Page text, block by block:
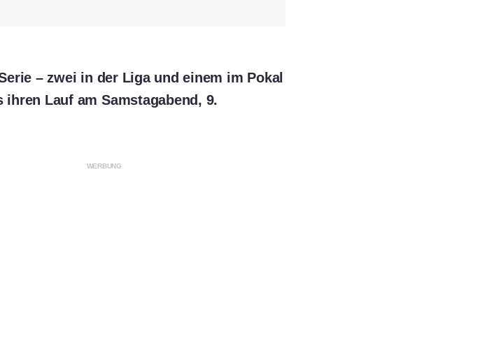
– zwei in der Liga und einem im Pokal
Lauf am Samstagabend, 9.
WERBUNG